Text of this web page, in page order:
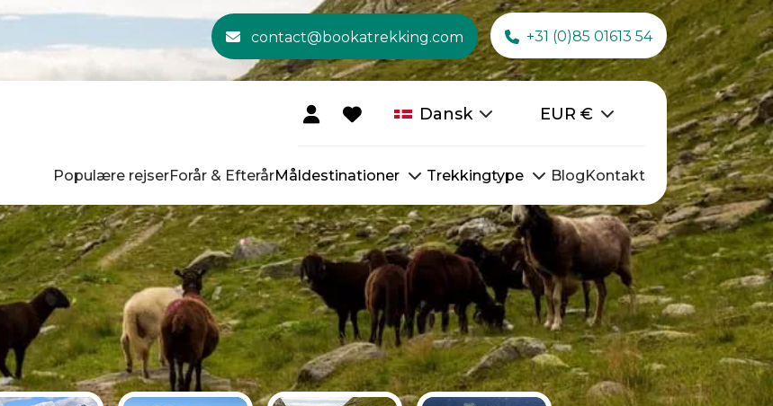
contact@bookatrekking.com +31 (0)85 01613 54
Dansk EUR €
Populære rejserForår & EfterårMåldestinationer Trekkingtype BlogKontakt